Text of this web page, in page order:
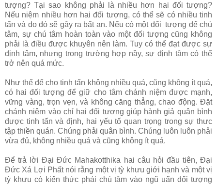
tượng? Tại sao không phải là nhiều hơn hai đối tượng?
Nếu niệm nhiều hơn hai đối tượng, có thể sẽ có nhiều tinh
tấn và do đó sẽ gây ra bất an. Nếu có một đối tượng để chú
tâm, sự chú tâm hoàn toàn vào một đối tượng cũng không
phải là điều được khuyên nên làm. Tuy có thể đạt được sự
định tâm, nhưng trong trường hợp nầy, sự định tâm có thể
trở nên quá mức.
Như thế để cho tinh tấn không nhiều quá, cũng không ít quá,
có hai đối tượng để giữ cho tâm chánh niệm được mạnh,
vững vàng, trọn vẹn, và không căng thẳng, chao động. Đặt
chánh niệm vào chỉ hai đối tượng giúp hành giả quân bình
được tinh tấn và định, hai yếu tố quan trọng trong sự thưc
tập thiền quán. Chúng phải quân bình. Chúng luôn luôn phải
vừa đủ, không nhiều quá và cũng không ít quá.
Để trả lời Đại Đức Mahakotthika hai câu hỏi đầu tiên, Đại
Đức Xá Lợi Phất nói rằng một vị tỳ khưu giới hạnh và một vị
tỳ khưu có kiến thức phải chú tâm vào ngũ uẩn đối tượng